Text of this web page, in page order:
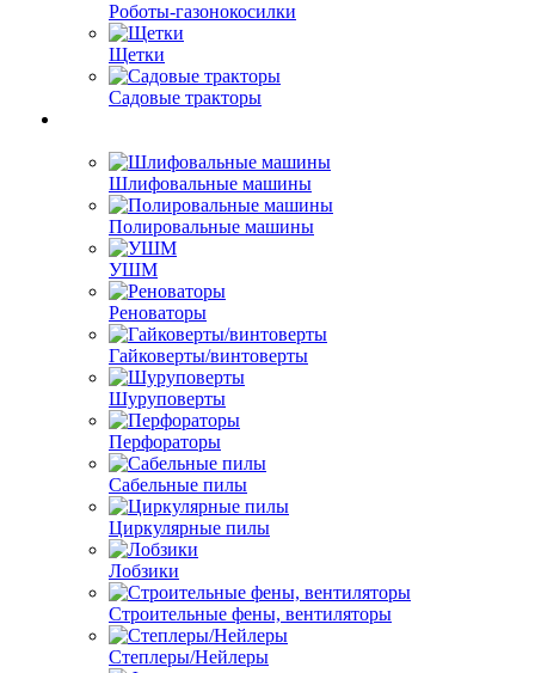
Роботы-газонокосилки
Щетки
Садовые тракторы
Шлифовальные машины
Полировальные машины
УШМ
Реноваторы
Гайковерты/винтоверты
Шуруповерты
Перфораторы
Сабельные пилы
Циркулярные пилы
Лобзики
Строительные фены, вентиляторы
Степлеры/Нейлеры